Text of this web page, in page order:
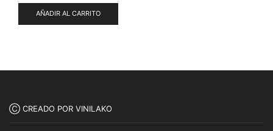
AÑADIR AL CARRITO
Ⓒ CREADO POR VINILAKO